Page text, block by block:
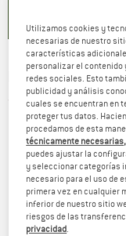
BARTS -
(0)
Utilizamos cookies y
necesarias de nuestro
características
personalizar el contenido
redes sociales. Esto
publicidad y análisis
cuales se encuentran en
proteger tus datos.
procedamos de esta
técnicamente
puedes ajustar la
y seleccionar categorías
necesario para el uso de
primera vez en cualquier
inferior de nuestro sitio
riesgos de las
privacidad.